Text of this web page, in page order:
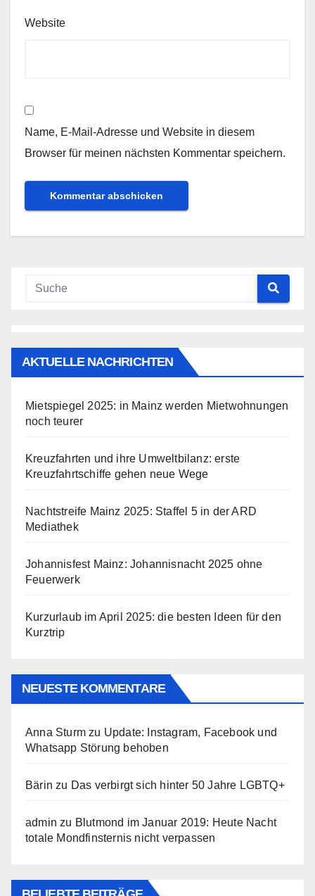
Website
Name, E-Mail-Adresse und Website in diesem
Browser für meinen nächsten Kommentar speichern.
AKTUELLE NACHRICHTEN
Mietspiegel 2025: in Mainz werden Mietwohnungen
noch teurer
Kreuzfahrten und ihre Umweltbilanz: erste
Kreuzfahrtschiffe gehen neue Wege
Nachtstreife Mainz 2025: Staffel 5 in der ARD
Mediathek
Johannisfest Mainz: Johannisnacht 2025 ohne
Feuerwerk
Kurzurlaub im April 2025: die besten Ideen für den
Kurztrip
NEUESTE KOMMENTARE
Anna Sturm zu Update: Instagram, Facebook und
Whatsapp Störung behoben
Bärin zu Das verbirgt sich hinter 50 Jahre LGBTQ+
admin zu Blutmond im Januar 2019: Heute Nacht
totale Mondfinsternis nicht verpassen